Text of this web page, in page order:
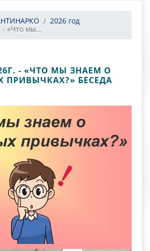
2026 год
- «Что мы...
- «ЧТО МЫ ЗНАЕМ О
ПРИВЫЧКАХ?» БЕСЕДА